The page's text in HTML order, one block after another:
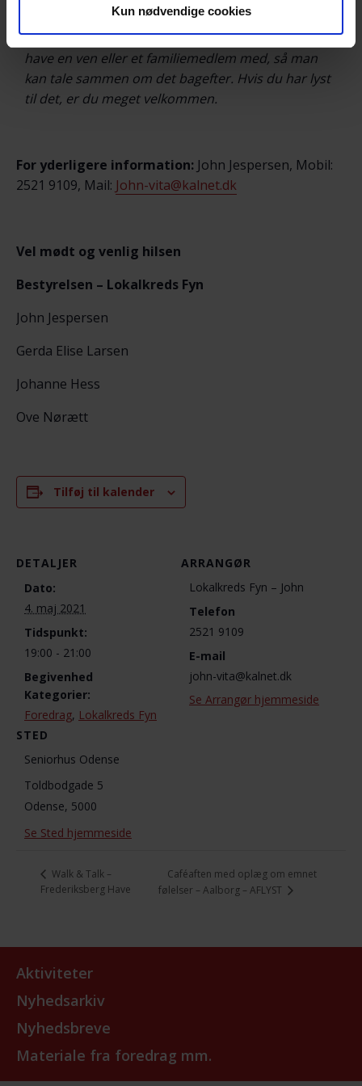
Kun nødvendige cookies
et fællesskab, hvor selvmord ikke er tabu.
Det er vores erfaring, at mange er glade for at
have en ven eller et familiemedlem med, så man
kan tale sammen om det bagefter. Hvis du har lyst
til det, er du meget velkommen.
For yderligere information: John Jespersen, Mobil:
2521 9109, Mail: John-vita@kalnet.dk
Vel mødt og venlig hilsen
Bestyrelsen – Lokalkreds Fyn
John Jespersen
Gerda Elise Larsen
Johanne Hess
Ove Nørætt
Tilføj til kalender
DETALJER
Dato:
4. maj 2021
Tidspunkt:
19:00 - 21:00
Begivenhed
Kategorier:
Foredrag, Lokalkreds Fyn
STED
Seniorhus Odense
Toldbodgade 5
Odense, 5000
Se Sted hjemmeside
ARRANGØR
Lokalkreds Fyn – John
Telefon
2521 9109
E-mail
john-vita@kalnet.dk
Se Arrangør hjemmeside
Walk & Talk –
Frederiksberg Have
Caféaften med oplæg om emnet
følelser – Aalborg – AFLYST
Aktiviteter
Nyhedsarkiv
Nyhedsbreve
Materiale fra foredrag mm.